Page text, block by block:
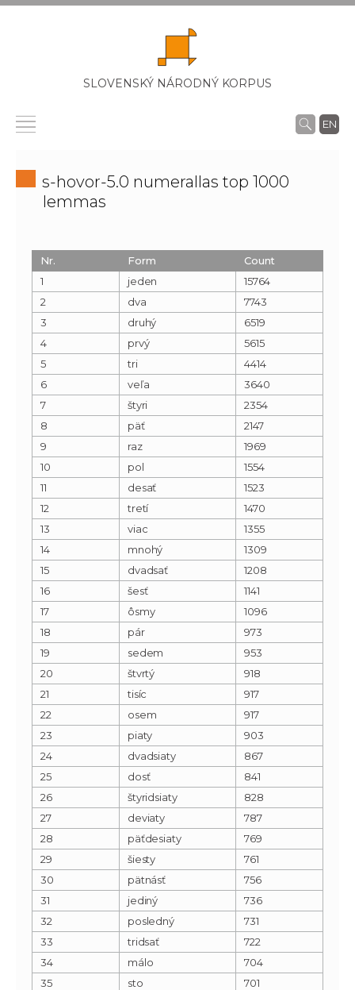
SLOVENSKÝ NÁRODNÝ KORPUS
EN
s-hovor-5.0 numerallas top 1000
lemmas
Nr. Form
Count
1
jeden
15764
2
dva
7743
3
druhý
6519
4
prvý
5615
5
tri
4414
6
veľa
3640
7
štyri
2354
8
päť
2147
9
raz
1969
10
pol
1554
11
desať
1523
12
tretí
1470
13
viac
1355
14
mnohý
1309
15
dvadsať
1208
16
šesť
1141
17
ôsmy
1096
18
pár
973
19
sedem
953
20
štvrtý
918
21
tisíc
917
22
osem
917
23
piaty
903
24
dvadsiaty
867
25
dosť
841
26
štyridsiaty
828
27
deviaty
787
28
päťdesiaty
769
29
šiesty
761
30
pätnásť
756
31
jediný
736
32
posledný
731
33
tridsať
722
34
málo
704
35
sto
701